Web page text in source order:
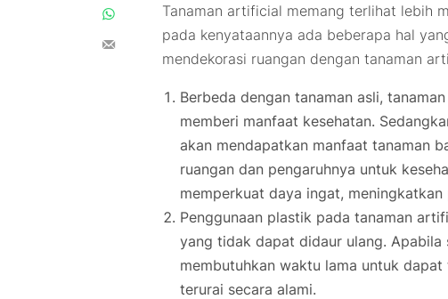
Tanaman artificial memang terlihat lebih
pada kenyataannya ada beberapa hal
mendekorasi ruangan dengan tanaman
Berbeda dengan tanaman asli, tanaman
memberi manfaat kesehatan.
akan mendapatkan manfaat tanaman
ruangan dan pengaruhnya untuk
memperkuat daya ingat,
Penggunaan plastik pada tanaman
yang tidak dapat didaur ulang. Apabila
membutuhkan waktu lama untuk
terurai secara alami.